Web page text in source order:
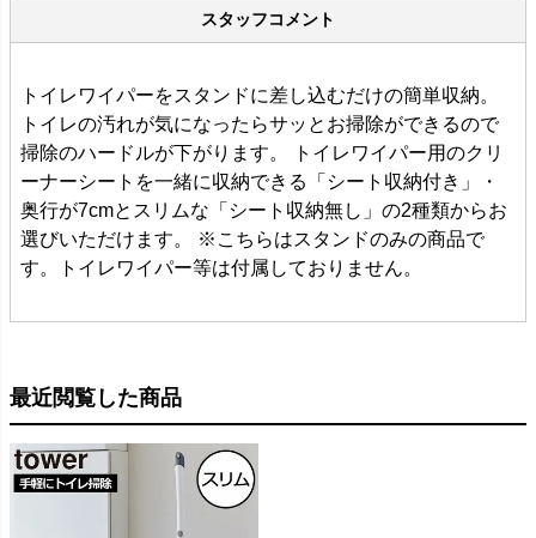
スタッフコメント
トイレワイパーをスタンドに差し込むだけの簡単収納。
トイレの汚れが気になったらサッとお掃除ができるので
掃除のハードルが下がります。 トイレワイパー用のクリ
ーナーシートを一緒に収納できる「シート収納付き」・
奥行が7cmとスリムな「シート収納無し」の2種類からお
選びいただけます。 ※こちらはスタンドのみの商品で
す。トイレワイパー等は付属しておりません。
最近閲覧した商品